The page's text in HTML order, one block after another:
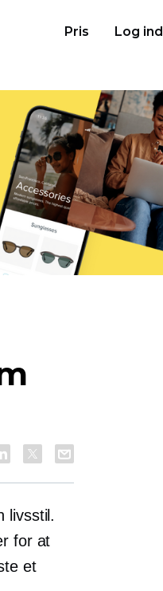
Pris Log ind
livsstil.
for at
et